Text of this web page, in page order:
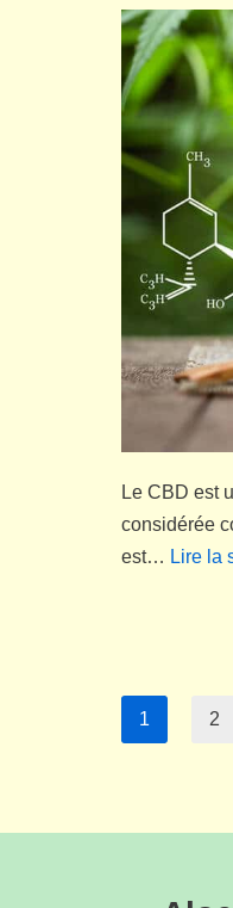
Le CBD est
considérée
est… Lire la
1 2